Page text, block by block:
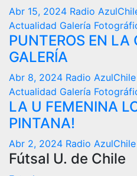
Abr 15, 2024 Radio
Actualidad Galería
PUNTEROS EN
GALERÍA
Abr 8, 2024 Radio AzulChile
Actualidad Galería
LA U FEMENINA
PINTANA!
Abr 2, 2024 Radio AzulChile
Fútsal U. de Chile